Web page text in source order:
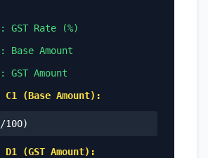
Rate (%)
Amount
Amount
(Base Amount):
100)
(GST Amount):